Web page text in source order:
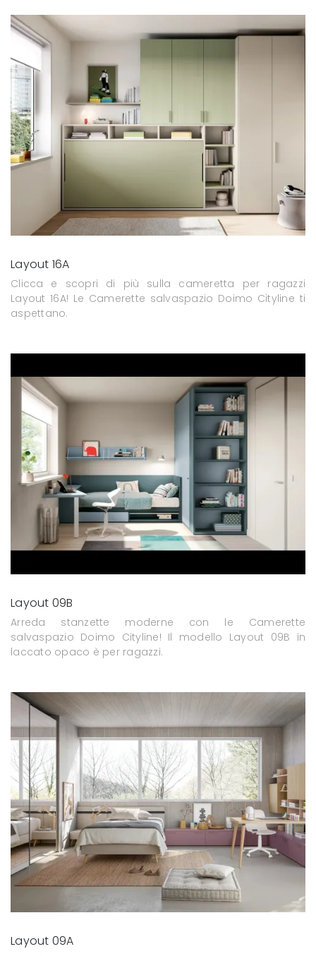
Layout 16A
Clicca e scopri di più sulla cameretta per ragazzi
Layout 16A! Le Camerette salvaspazio Doimo Cityline ti
aspettano.
Layout 09B
Arreda stanzette moderne con le Camerette
salvaspazio Doimo Cityline! Il modello Layout 09B in
laccato opaco è per ragazzi.
Layout 09A